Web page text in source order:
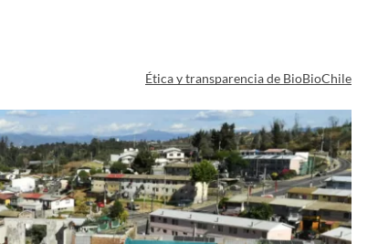
Ética y transparencia de BioBioChile